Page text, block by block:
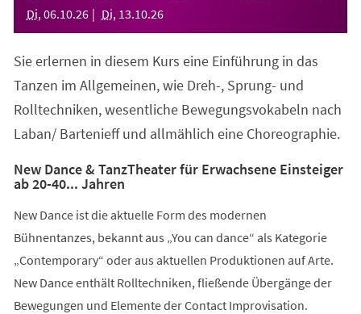
Di, 06.10.26 Di, 13.10.26
Sie erlernen in diesem Kurs eine Einführung in das
Tanzen im Allgemeinen, wie Dreh-, Sprung- und
Rolltechniken, wesentliche Bewegungsvokabeln nach
Laban/ Bartenieff und allmählich eine Choreographie.
New Dance & TanzTheater für Erwachsene Einsteiger
ab 20-40... Jahren
New Dance ist die aktuelle Form des modernen
Bühnentanzes, bekannt aus „You can dance“ als Kategorie
„Contemporary“ oder aus aktuellen Produktionen auf Arte.
New Dance enthält Rolltechniken, fließende Übergänge der
Bewegungen und Elemente der Contact Improvisation.